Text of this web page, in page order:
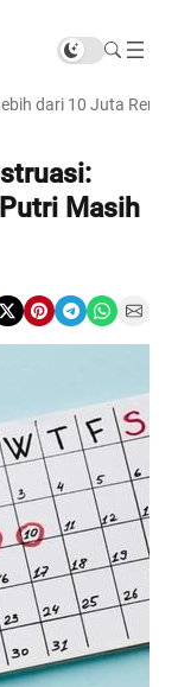
dari 10 Juta
Masih
Share on X Share on Pinterest Share on Telegram Share on WhatsApp Share on Email